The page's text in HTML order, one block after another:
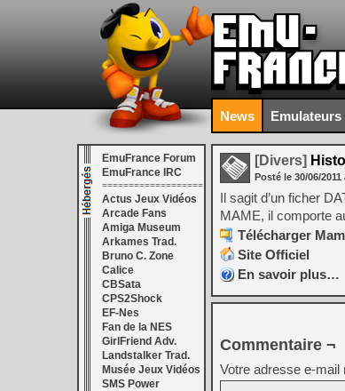
News Emulateurs
EmuFrance Forum
EmuFrance IRC
===================
Actus Jeux Vidéos
Arcade Fans
Amiga Museum
Arkames Trad.
Bruno C. Zone
Calice
CBSata
CPS2Shock
EF-Nes
Fan de la NES
GirlFriend Adv.
Landstalker Trad.
Musée Jeux Vidéos
SMS Power
[Divers]
Posté le 30/06/2011
Il sagit d’un ficher
MAME, il comporte
Télécharger
Site Officiel
En savoir plus…
Commentaire ¬
Votre adresse e-mail